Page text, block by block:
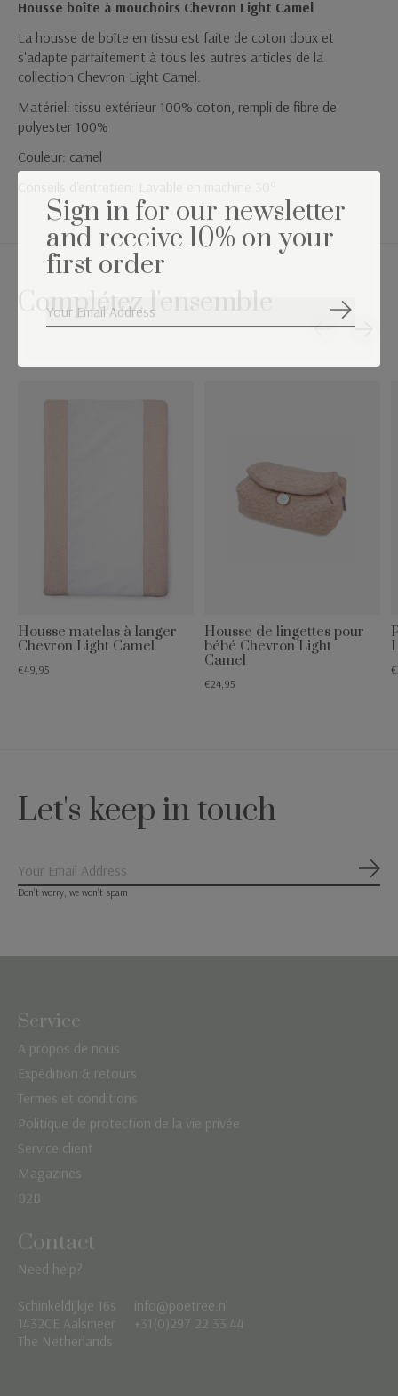
Housse boîte à mouchoirs Chevron Light Camel
La housse de boîte en tissu est faite de coton doux et
s'adapte parfaitement à tous les autres articles de la
collection Chevron Light Camel.
Matériel: tissu extérieur 100% coton, rempli de fibre de
polyester 100%
Couleur: camel
Complétez l'ensemble
Housse matelas à langer
Chevron Light Camel
€49,95
Housse de lingettes pour
bébé Chevron Light
Camel
€24,95
Let's keep in touch
Don’t worry, we won’t spam
Service
A propos de nous
Expédition & retours
Termes et conditions
Politique de protection de la vie privée
Service client
Magazines
B2B
Contact
Need help?
Schinkeldijkje 16s
1432CE Aalsmeer
The Netherlands
info@poetree.nl
+31(0)297 22 33 44
Nederlands
Sign in for our newsletter
and receive 10% on your
first order
S'abonner